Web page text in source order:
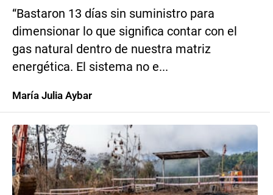
“Bastaron 13 días sin suministro para
dimensionar lo que significa contar con el
gas natural dentro de nuestra matriz
energética. El sistema no e...
María Julia Aybar